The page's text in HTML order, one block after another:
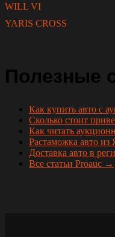
WILL VI
YARIS CROSS
Полезные
Как купить авто с
Сколько стоит
Как читать
Растаможка авто
Доставка авто в
Все статьи Proauc →